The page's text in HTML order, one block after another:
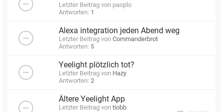
Letzter Beitrag von paoplo
Antworten: 1
Alexa integration jeden Abend weg
Letzter Beitrag von Commanderbrot
Antworten: 5
Yeelight plötzlich tot?
Letzter Beitrag von Hazy
Antworten: 2
Ältere Yeelight App
Letzter Beitrag von tiobb